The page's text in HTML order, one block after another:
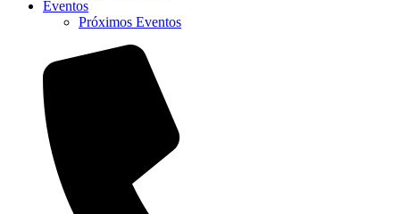
Eventos
Próximos Eventos